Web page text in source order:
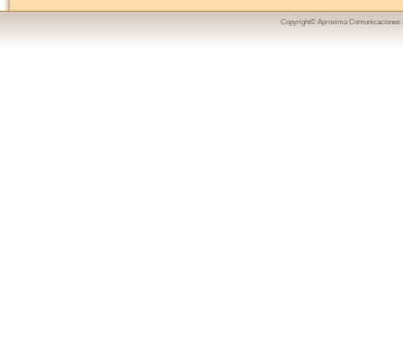
Copyright© Aproxima Comunicaciones